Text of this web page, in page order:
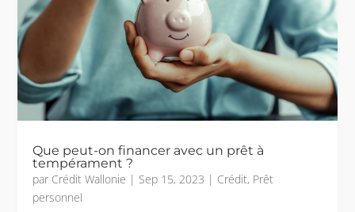
Que peut-on financer avec un prêt à
tempérament ?
par Crédit Wallonie | Sep 15, 2023 | Crédit, Prêt
personnel